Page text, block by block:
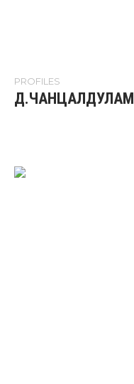
PROFILES
Д.ЧАНЦАЛДУЛАМ